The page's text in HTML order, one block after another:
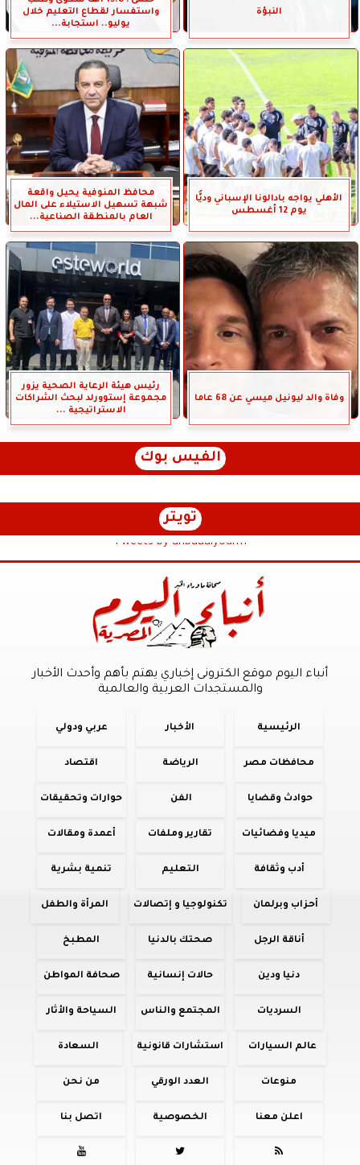
النبؤة
واستفسار لقطاع التعليم خلال
يوليو.. استجابة...
الأهلي يواجه بادالونا الإسباني وديًّا
يوم 12 أغسطس
محافظ المنوفية يحيل واقعة
شبهة تسهيل الاستيلاء على المال
العام بالمنطقة الصناعية...
وفاة والد ليونيل ميسي عن 68 عاما
رئيس هيئة الرعاية الصحية يزور
مجموعة إستوورلد لبحث الشراكات
الاستراتيجية ...
الفيس بوك
تويتر
Tweets by anbaaalyoum1
أنباء اليوم موقع الكترونى إخباري يهتم بأهم وأحدث الأخبار
والمستجدات العربية والعالمية
الرئيسية الأخبار عربي ودولي
محافظات مصر الرياضة اقتصاد
حوادث وقضايا الفن حوارات وتحقيقات
ميديا وفضائيات تقارير وملفات أعمدة ومقالات
أدب وثقافة التعليم تنمية بشرية
أحزاب وبرلمان تكنولوجيا و إتصالات المرأة والطفل
أناقة الرجل صحتك بالدنيا المطبخ
دنيا ودين حالات إنسانية صحافة المواطن
السرديات المجتمع والناس السياحة والأثار
عالم السيارات استشارات قانونية السعادة
منوعات العدد الورقي من نحن
اعلن معنا الخصوصية اتصل بنا


